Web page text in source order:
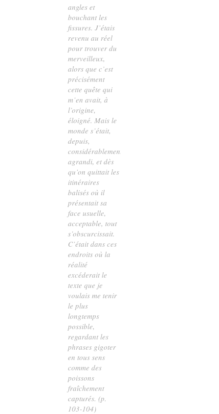
angles et
bouchant les
fissures. J’étais
revenu au réel
pour trouver du
merveilleux,
alors que c’est
précisément
cette quête qui
m’en avait, à
l’origine,
éloigné. Mais le
monde s’était,
depuis,
considérablement
agrandi, et dès
qu’on quittait les
itinéraires
balisés où il
présentait sa
face usuelle,
acceptable, tout
s’obscurcissait.
C’était dans ces
endroits où la
réalité
excéderait le
texte que je
voulais me tenir
le plus
longtemps
possible,
regardant les
phrases gigoter
en tous sens
comme des
poissons
fraîchement
capturés. (p.
103-104)